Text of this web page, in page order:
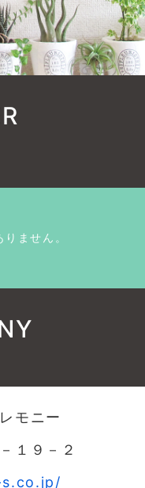
ません。
モニー
１９－２